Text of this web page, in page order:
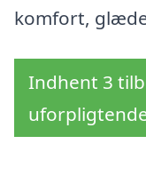
komfort,
Indhent 3